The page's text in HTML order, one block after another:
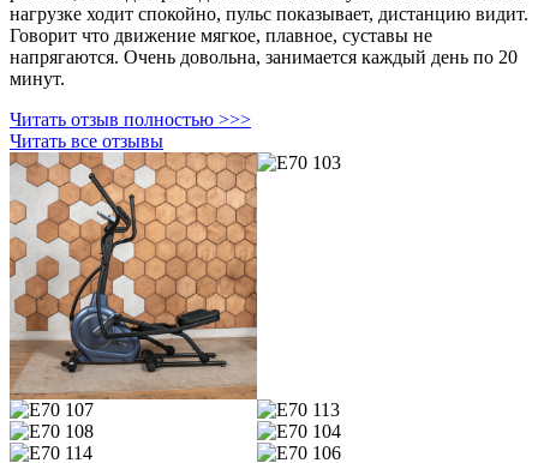
нагрузке ходит спокойно, пульс показывает, дистанцию видит.
Говорит что движение мягкое, плавное, суставы не
напрягаются. Очень довольна, занимается каждый день по 20
минут.
Читать отзыв полностью >>>
Читать все отзывы